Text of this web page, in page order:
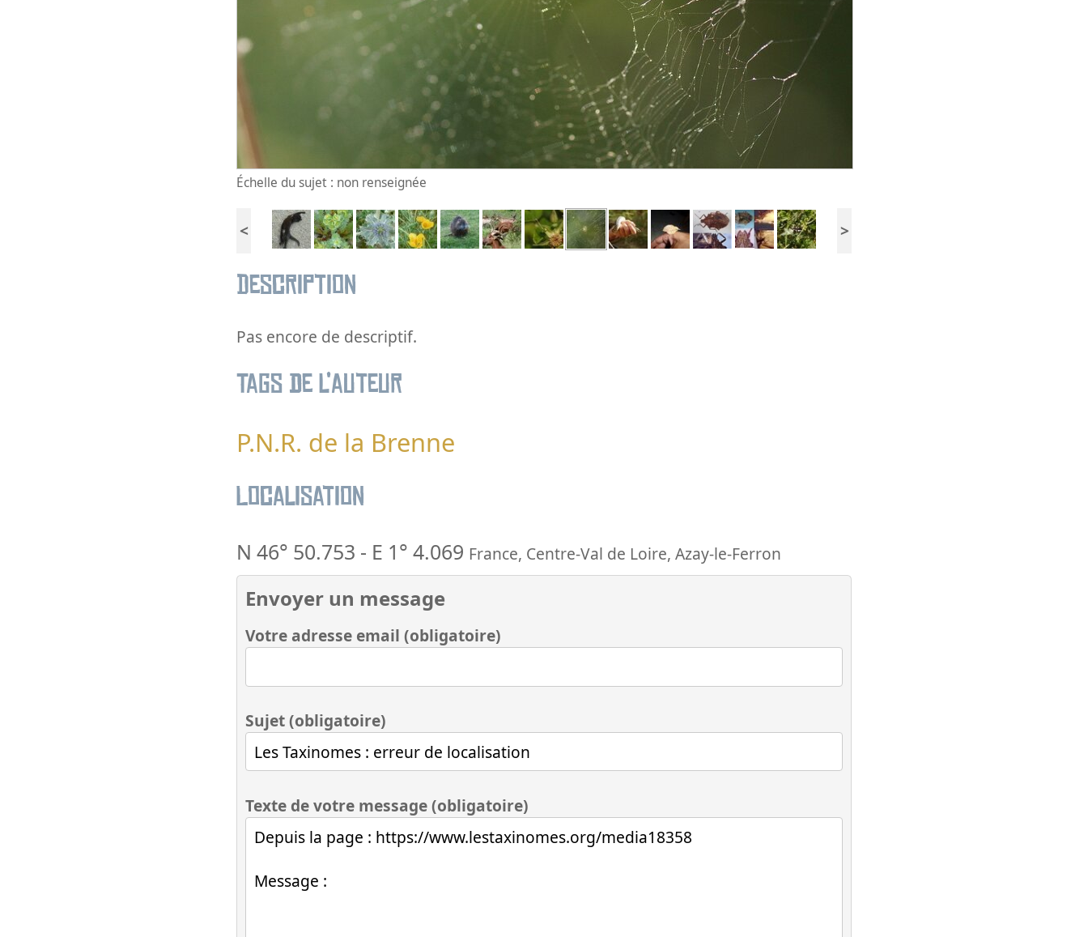
Échelle du sujet : non renseignée
< >
Description
Pas encore de descriptif.
Tags de l’auteur
P.N.R. de la Brenne
Localisation
N 46° 50.753 - E 1° 4.069 France, Centre-Val de Loire, Azay-le-Ferron
Envoyer un message
Votre adresse email (obligatoire)
Sujet (obligatoire)
Texte de votre message (obligatoire)